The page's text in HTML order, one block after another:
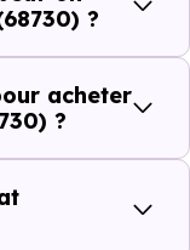
0 établissements
qui constituent
ou investir
à Ranspach-
?
acheter
?